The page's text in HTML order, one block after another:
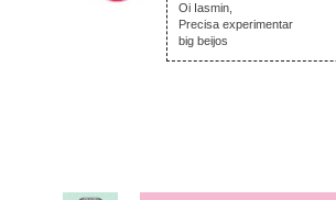
Oi Iasmin,
Precisa experimentar
big beijos